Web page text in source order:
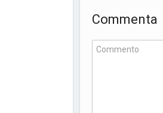
Commenta